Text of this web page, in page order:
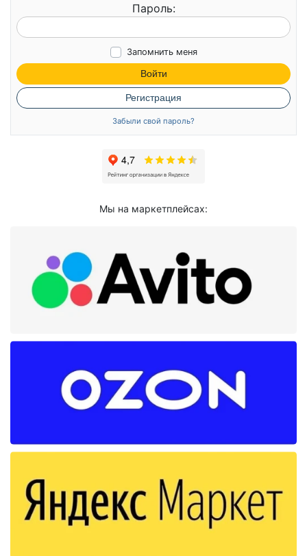
Пароль:
Запомнить меня
Войти
Регистрация
Забыли свой пароль?
Мы на маркетплейсах: